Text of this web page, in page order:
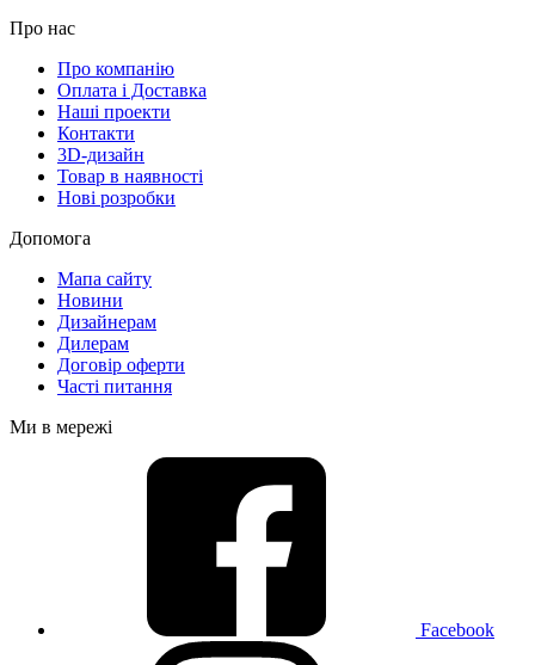
Про нас
Про компанію
Оплата і Доставка
Наші проекти
Контакти
3D-дизайн
Товар в наявності
Нові розробки
Допомога
Мапа сайту
Новини
Дизайнерам
Дилерам
Договір оферти
Часті питання
Ми в мережі
Facebook